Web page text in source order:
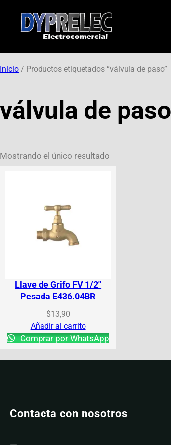
Inicio / Productos etiquetados “válvula de paso”
válvula de paso
Mostrando el único resultado
Llave de Grifo FV 1/2″
Pesada E436.04BR
$13,90
Añadir al carrito
Comprar por WhatsApp
Contacta con nosotros